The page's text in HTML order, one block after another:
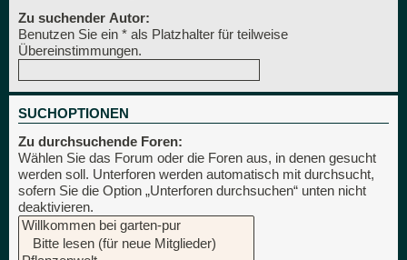
Zu suchender Autor:
Benutzen Sie ein * als Platzhalter für teilweise
Übereinstimmungen.
SUCHOPTIONEN
Zu durchsuchende Foren:
Wählen Sie das Forum oder die Foren aus, in denen gesucht
werden soll. Unterforen werden automatisch mit durchsucht,
sofern Sie die Option „Unterforen durchsuchen“ unten nicht
deaktivieren.